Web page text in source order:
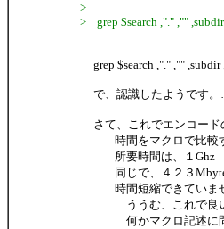
>
> grep $search ,"." ,""
grep $search ,"." ,"" ,subdir
で、認識したようです。
さて、これでエンコード
時間をマクロで比較す
所要時間は、１Ghz
同じで、４２３Mbyte /
時間短縮できていませ
ううむ、これで良い
何かマクロ記述に問題